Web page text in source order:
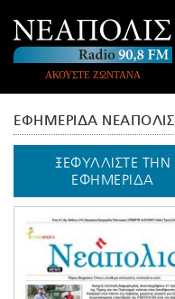
ΑΚΟΥΣΤΕ ΖΩΝΤΑΝΑ
ΕΦΗΜΕΡΙΔΑ ΝΕΑΠΟΛΙΣ
ΞΕΦΥΛΛΙΣΤΕ ΤΗΝ
ΕΦΗΜΕΡΙΔΑ